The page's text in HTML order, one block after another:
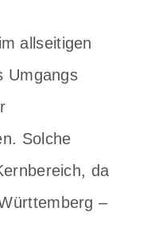
allseitigen
Umgangs
Solche
da
–